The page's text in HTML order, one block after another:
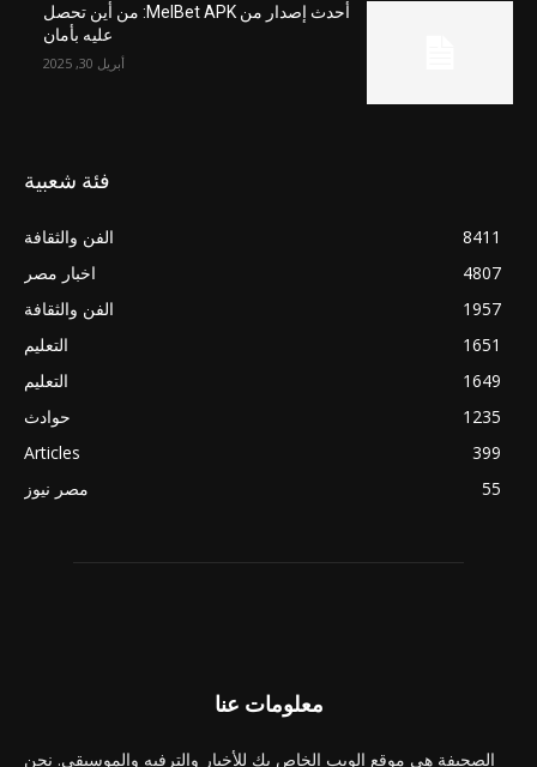
أحدث إصدار من MelBet APK: من أين تحصل
عليه بأمان
أبريل 30, 2025
فئة شعبية
الفن والثقافة
8411
اخبار مصر
4807
الفن والثقافة
1957
التعليم
1651
التعليم
1649
حوادث
1235
Articles
399
مصر نيوز
55
معلومات عنا
الصحيفة هي موقع الويب الخاص بك للأخبار والترفيه والموسيقى. نحن